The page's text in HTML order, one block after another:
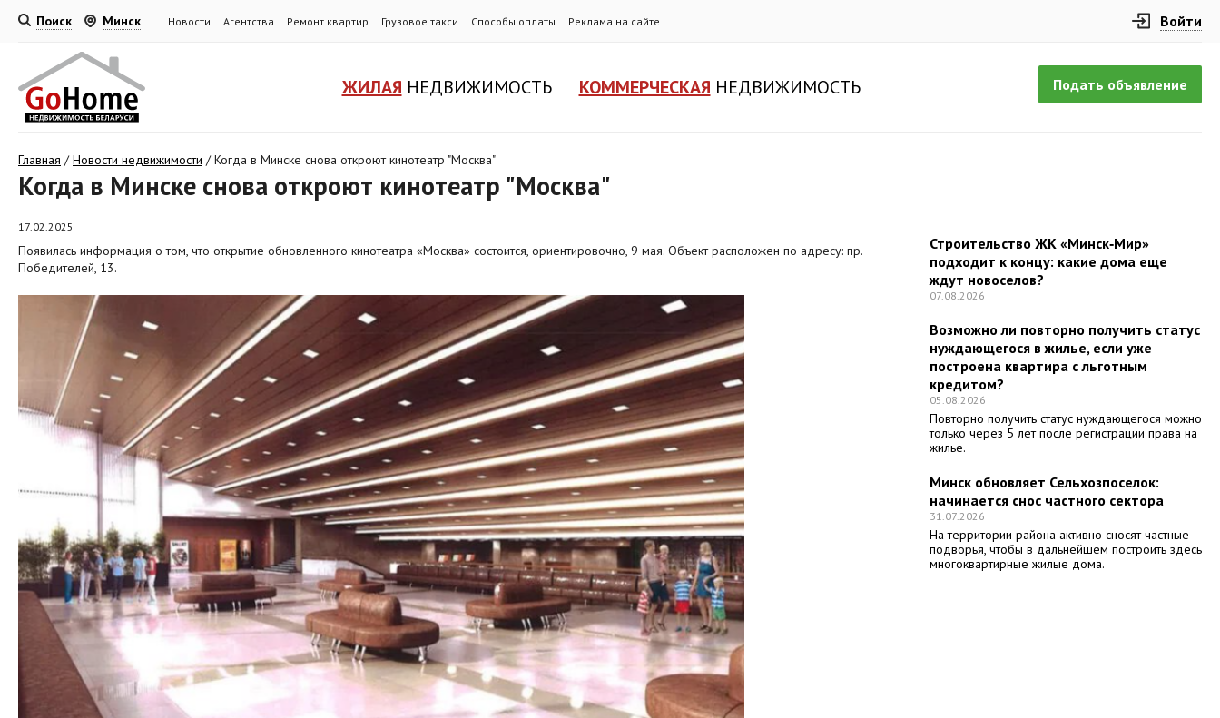
Поиск Минск Новости Агентства Ремонт квартир Грузовое такси Способы оплаты Реклама на сайте Войти
Подать объявление
ЖИЛАЯ НЕДВИЖИМОСТЬ КОММЕРЧЕСКАЯ НЕДВИЖИМОСТЬ
Главная /Новости недвижимости /Когда в Минске снова откроют кинотеатр "Москва"
Когда в Минске снова откроют кинотеатр "Москва"
17.02.2025
Появилась информация о том, что открытие обновленного кинотеатра «Москва» состоится, ориентировочно, 9 мая. Объект расположен по адресу: пр.
Победителей, 13.
Строительство ЖК «Минск‑Мир»
подходит к концу: какие дома еще
ждут новоселов?
07.08.2026
Возможно ли повторно получить статус
нуждающегося в жилье, если уже
построена квартира с льготным
кредитом?
05.08.2026
Повторно получить статус нуждающегося можно
только через 5 лет после регистрации права на
жилье.
Минск обновляет Сельхозпоселок:
начинается снос частного сектора
31.07.2026
На территории района активно сносят частные
подворья, чтобы в дальнейшем построить здесь
многоквартирные жилые дома.